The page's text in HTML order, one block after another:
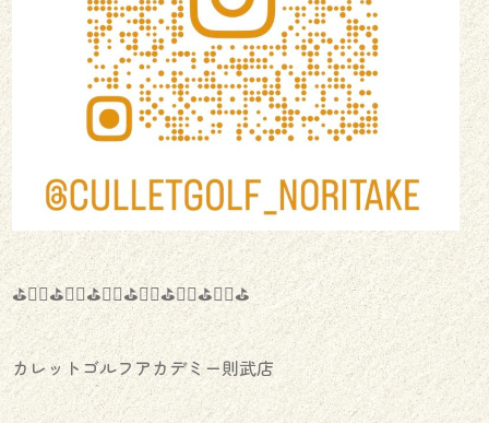
⛳️🏌️‍♂️⛳️🏌️‍♀️⛳️🏌️‍♂️⛳️🏌️‍♀️⛳️🏌️‍♂️⛳️🏌️‍♀️⛳️
カレットゴルフアカデミー則武店